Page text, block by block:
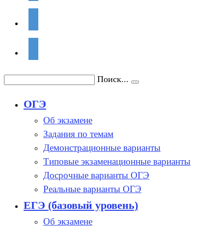
Поиск...
ОГЭ
Об экзамене
Задания по темам
Демонстрационные варианты
Типовые экзаменационные варианты
Досрочные варианты ОГЭ
Реальные варианты ОГЭ
ЕГЭ (базовый уровень)
Об экзамене